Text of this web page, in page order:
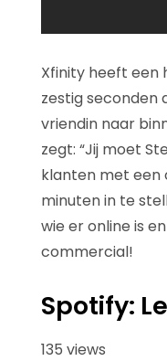
Xfinity heeft een
zestig seconden
vriendin naar
zegt: “Jij moet
klanten met een
minuten in te
wie er online is
commercial!
Spotify:
135 views